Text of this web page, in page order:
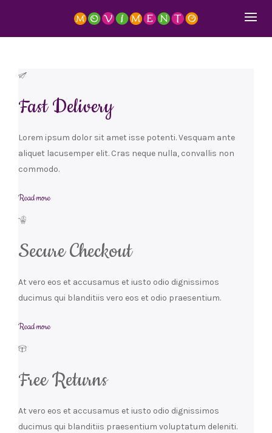
Fast Delivery
Lorem ipsum dolor sit amet isse potenti. Vesquam ante
aliquet lacusemper elit. Cras neque nulla, convallis non
commodo.
Read more
Secure Checkout
At vero eos et accusamus et iusto odio dignissimos
ducimus qui blanditiis vero eos et odio praesentium.
Read more
Free Returns
At vero eos et accusamus et iusto odio dignissimos
ducimus qui blanditiis praesentium voluptatum deleniti.